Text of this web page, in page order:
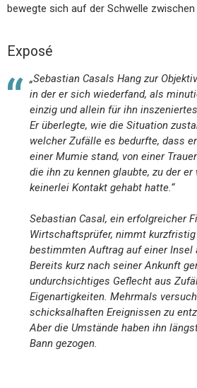
bewegte sich auf der Schwelle zwischen
Exposé
„Sebastian Casals Hang zur
in der er sich wiederfand, als
einzig und allein für ihn
Er überlegte, wie die Situation
welcher Zufälle es bedurfte, dass
einer Mumie stand, von einer
die ihn zu kennen glaubte, zu der
keinerlei Kontakt gehabt hatte.“
Sebastian Casal, ein erfolgreicher
Wirtschaftsprüfer, nimmt
bestimmten Auftrag auf einer Insel
Bereits kurz nach seiner Ankunft
undurchsichtiges Geflecht aus
Eigenartigkeiten. Mehrmals
schicksalhaften Ereignissen zu
Aber die Umstände haben ihn
Bann gezogen.